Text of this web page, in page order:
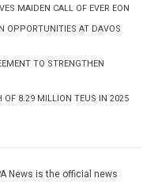
MAIDEN CALL OF EVER EON
OPPORTUNITIES AT DAVOS
TO STRENGTHEN
OF 8.29 MILLION TEUS IN 2025
News is the official news